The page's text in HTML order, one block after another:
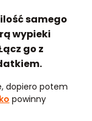
samego
wypieki
go z
dopiero potem
powinny